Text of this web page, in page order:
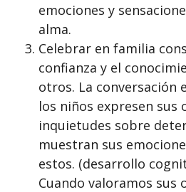
emociones y
alma.
Celebrar en familia
confianza y el
otros. La conversación
los niños expresen sus
inquietudes sobre
muestran sus
estos. (desarrollo
Cuando valoramos sus